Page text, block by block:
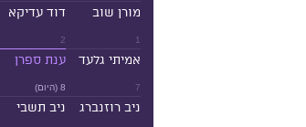
1
מורן שוב
2
דוד עדיקא
7
אמיתי גלעד
8 (היום)
ענת ספרן
ניב רוזנברג ניב תשבי